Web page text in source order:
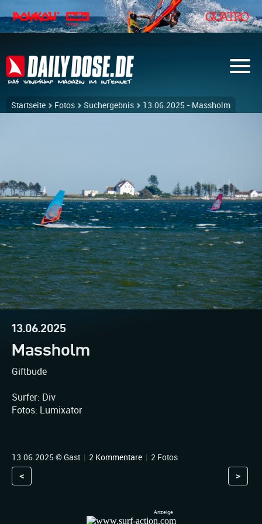
Startseite Fotos Suchergebnis 13.06.2025 - Massholm
13.06.2025
Massholm
Giftbude
Surfer: Div
Fotos: Lumixator
13.06.2025 © Gast | 2 Kommentare | 2 Fotos
< >